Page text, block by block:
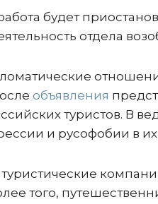
будет
отдела
объявления
туристов. В
и русофобии в
того,